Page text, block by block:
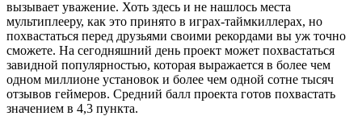
вызывает уважение. Хоть здесь и не нашлось места
мультиплееру, как это принято в играх-таймкиллерах, но
похвастаться перед друзьями своими рекордами вы уж точно
сможете. На сегодняшний день проект может похвастаться
завидной популярностью, которая выражается в более чем
одном миллионе установок и более чем одной сотне тысяч
отзывов геймеров. Средний балл проекта готов похвастать
значением в 4,3 пункта.